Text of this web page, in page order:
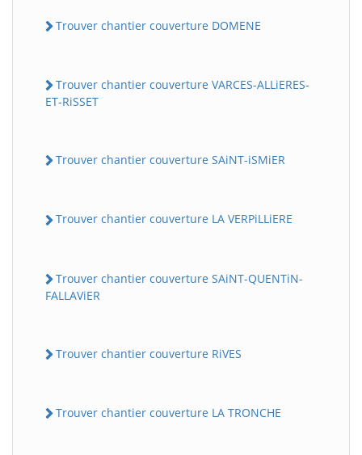
Trouver chantier couverture DOMENE
Trouver chantier couverture VARCES-ALLiERES-
ET-RiSSET
Trouver chantier couverture SAiNT-iSMiER
Trouver chantier couverture LA VERPiLLiERE
Trouver chantier couverture SAiNT-QUENTiN-
FALLAViER
Trouver chantier couverture RiVES
Trouver chantier couverture LA TRONCHE